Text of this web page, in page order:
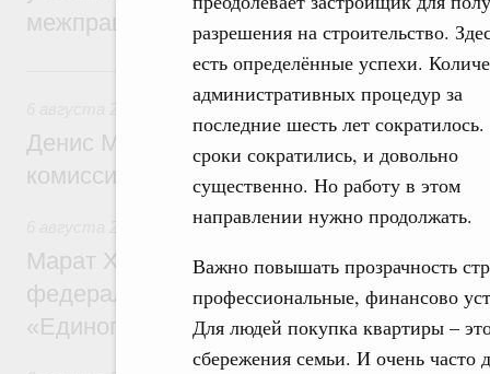
разрешения на строительство.
есть определённые успехи.
административных процедур за
последние шесть лет
сроки сократились, и довольно
существенно. Но работу в этом
направлении нужно продолжать.
Важно повышать прозрачность
профессиональные, финансово
Для людей покупка квартиры –
сбережения семьи. И очень часто
межправительственного совета
6 августа, четверг
Общие вопросы промышленной политики
Денис Мантуров провёл заседание
комиссии по промышленности
Регулирование в сфере строительства
Марат Хуснуллин: Более 130
федерального значения построено под
«Единого заказчика»